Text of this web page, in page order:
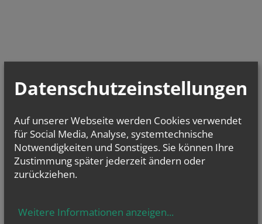
Di.., 11. August 2026 09:00
Datenschutzeinstellungen
Auf unserer Webseite werden Cookies verwendet
für Social Media, Analyse, systemtechnische
Notwendigkeiten und Sonstiges. Sie können Ihre
Zustimmung später jederzeit ändern oder
zurückziehen.
Weitere Informationen anzeigen...